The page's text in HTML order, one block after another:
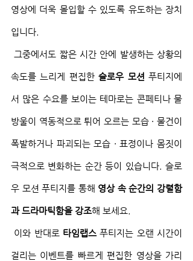
영상에 더욱 몰입할 수 있도록 유도하는 장치
입니다.
속도를 느리게 편집한 슬로우 모션 푸티지에
서 많은 수요를 보이는 테마로는 콘페티나 물
방울이 역동적으로 튀어 오르는 모습 · 물건이
폭발하거나 파괴되는 모습 · 표정이나 몸짓이
극적으로 변화하는 순간 등이 있습니다. 슬로
우 모션 푸티지를 통해 영상 속 순간의 강렬함
과 드라마틱함을 강조해 보세요.
이와 반대로 타임랩스 푸티지는 오랜 시간이
걸리는 이벤트를 빠르게 편집한 영상을 가리